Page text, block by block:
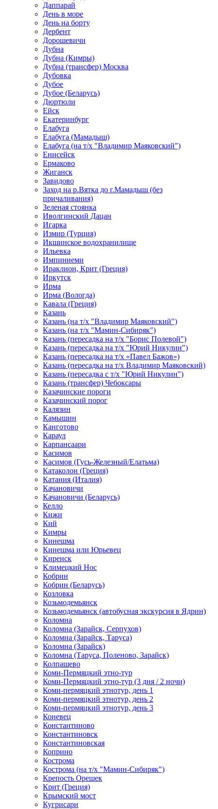
Даппарай
День в море
День на борту
Дербент
Дорошевичи
Дубна
Дубна (Кимры)
Дубна (трансфер) Москва
Дубовка
Дубое
Дубое (Беларусь)
Дюртюли
Ейск
Екатеринбург
Елабуга
Елабуга (Мамадыш)
Елабуга (на т/х "Владимир Маяковский")
Енисейск
Ермаково
Жиганск
Завидово
Заход на р.Вятка до г.Мамадыш (без
причаливания)
Зеленая стоянка
Иволгинский Дацан
Игарка
Измир (Турция)
Икшинское водохранилище
Ильевка
Импиниеми
Ираклион, Крит (Греция)
Иркутск
Ирма
Ирма (Вологда)
Кавала (Греция)
Казань
Казань (на т/х "Владимир Маяковский")
Казань (на т/х "Мамин-Сибиряк")
Казань (пересадка на т/х "Борис Полевой")
Казань (пересадка на т/х "Юрий Никулин")
Казань (пересадка на т/х «Павел Бажов»)
Казань (пересадка на т/х Владимир Маяковский)
Казань (пересадка с т/х "Юрий Никулин")
Казань (трансфер) Чебоксары
Казачинские пороги
Казачинский порог
Калязин
Камышин
Канготово
Караул
Карпансаари
Касимов
Касимов (Гусь-Железный/Елатьма)
Катаколон (Греция)
Катания (Италия)
Качановичи
Качановичи (Беларусь)
Келло
Кижи
Кий
Кимры
Кинешма
Кинешма или Юрьевец
Киренск
Климецкий Нос
Кобрин
Кобрин (Беларусь)
Козловка
Козьмодемьянск
Козьмодемьянск (автобусная экскурсия в Ядрин)
Коломна
Коломна (Зарайск, Серпухов)
Коломна (Зарайск, Таруса)
Коломна (Зарайск)
Коломна (Таруса, Поленово, Зарайск)
Колпашево
Коми-Пермяцкий этно-тур
Коми-Пермяцкий этно-тур (3 дня / 2 ночи)
Коми-пермяцкий этнотур, день 1
Коми-пермяцкий этнотур, день 2
Коми-пермяцкий этнотур, день 3
Коневец
Константиново
Константиновск
Константиновская
Коприно
Кострома
Кострома (на т/х "Мамин-Сибиряк")
Крепость Орешек
Крит (Греция)
Крымский мост
Кугрисари